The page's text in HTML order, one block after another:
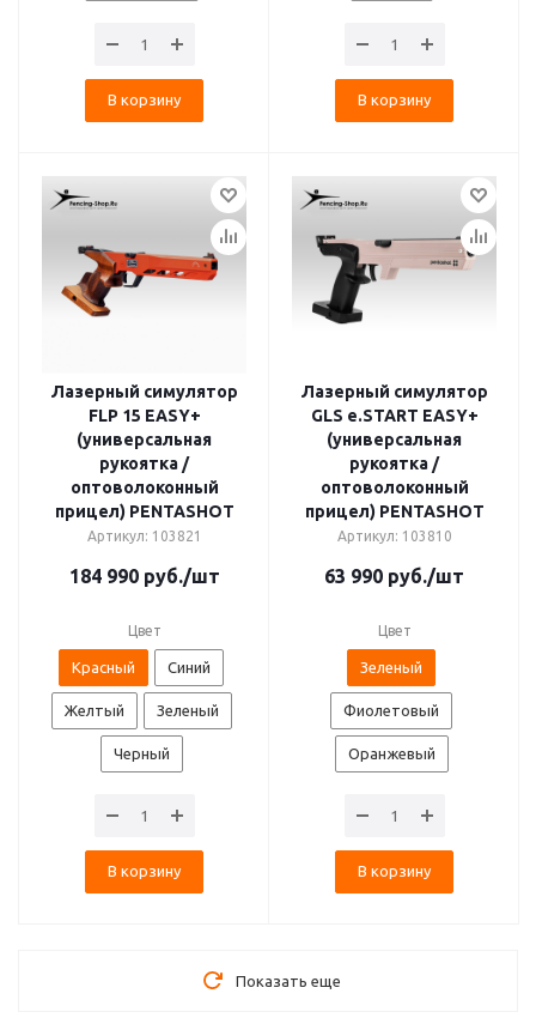
В корзину В корзину
Лазерный симулятор
FLP 15 EASY+
(универсальная
рукоятка /
оптоволоконный
прицел) PENTASHOT
Артикул: 103821
184 990руб./шт
Цвет
Красный Синий
Желтый Зеленый
Черный
В корзину
Лазерный симулятор
GLS e.START EASY+
(универсальная
рукоятка /
оптоволоконный
прицел) PENTASHOT
Артикул: 103810
63 990 руб./шт
Цвет
Зеленый
Фиолетовый
Оранжевый
В корзину
Показать еще